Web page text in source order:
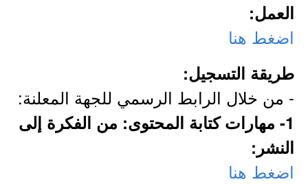
العمل:
اضغط هنا
طريقة التسجيل:
- من خلال الرابط الرسمي للجهة المعلنة:
1- مهارات كتابة المحتوى: من الفكرة إلى
النشر:
اضغط هنا